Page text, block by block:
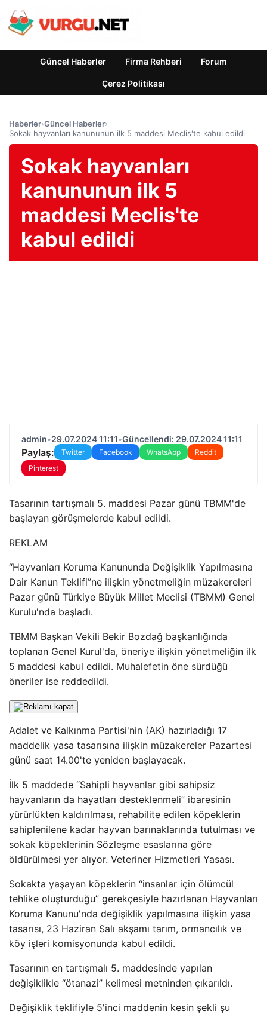
Güncel Haberler Firma Rehberi Forum
Çerez Politikası
Haberler›Güncel Haberler›
Sokak hayvanları kanununun ilk 5 maddesi Meclis'te kabul edildi
Sokak hayvanları
kanununun ilk 5
maddesi Meclis'te
kabul edildi
admin•29.07.2024 11:11•Güncellendi: 29.07.2024 11:11
Paylaş: Twitter Facebook WhatsApp
Reddit
Pinterest
Tasarının tartışmalı 5. maddesi Pazar günü TBMM'de
başlayan görüşmelerde kabul edildi.
REKLAM
“Hayvanları Koruma Kanununda Değişiklik Yapılmasına
Dair Kanun Teklifi”ne ilişkin yönetmeliğin müzakereleri
Pazar günü Türkiye Büyük Millet Meclisi (TBMM) Genel
Kurulu'nda başladı.
TBMM Başkan Vekili Bekir Bozdağ başkanlığında
toplanan Genel Kurul'da, öneriye ilişkin yönetmeliğin ilk
5 maddesi kabul edildi. Muhalefetin öne sürdüğü
öneriler ise reddedildi.
Adalet ve Kalkınma Partisi'nin (AK) hazırladığı 17
maddelik yasa tasarısına ilişkin müzakereler Pazartesi
günü saat 14.00'te yeniden başlayacak.
İlk 5 maddede “Sahipli hayvanlar gibi sahipsiz
hayvanların da hayatları desteklenmeli” ibaresinin
yürürlükten kaldırılması, rehabilite edilen köpeklerin
sahiplenilene kadar hayvan barınaklarında tutulması ve
sokak köpeklerinin Sözleşme esaslarına göre
öldürülmesi yer alıyor. Veteriner Hizmetleri Yasası.
Sokakta yaşayan köpeklerin “insanlar için ölümcül
tehlike oluşturduğu” gerekçesiyle hazırlanan Hayvanları
Koruma Kanunu'nda değişiklik yapılmasına ilişkin yasa
tasarısı, 23 Haziran Salı akşamı tarım, ormancılık ve
köy işleri komisyonunda kabul edildi.
Tasarının en tartışmalı 5. maddesinde yapılan
değişiklikle “ötanazi” kelimesi metninden çıkarıldı.
Değişiklik teklifiyle 5'inci maddenin kesin şekli şu